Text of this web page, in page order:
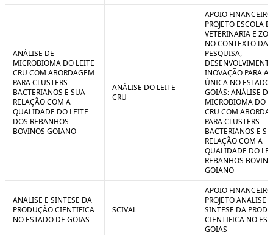
ANÁLISE DE
MICROBIOMA DO LEITE
CRU COM ABORDAGEM
PARA CLUSTERS
BACTERIANOS E SUA
RELAÇÃO COM A
QUALIDADE DO LEITE
DOS REBANHOS
BOVINOS GOIANO
ANÁLISE DO LEITE
CRU
APOIO
PROJETO ESCOLA
VETERINARIA E
NO CONTEXTO DA
PESQUISA,
INOVAÇÃO PARA A
ÚNICA NO ESTADO
GOIÁS: ANÁLISE DE
MICROBIOMA DO
CRU COM
PARA CLUSTERS
BACTERIANOS E
RELAÇÃO COM A
QUALIDADE DO
REBANHOS
GOIANO
ANALISE E SINTESE DA
PRODUÇÃO CIENTIFICA
NO ESTADO DE GOIAS
SCIVAL
APOIO
PROJETO ANALISE E
SINTESE DA
CIENTIFICA NO
GOIAS